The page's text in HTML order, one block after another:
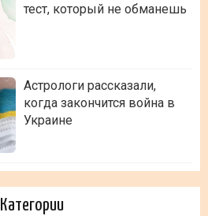
тест, который не обманешь
Астрологи рассказали,
когда закончится война в
Украине
Категории